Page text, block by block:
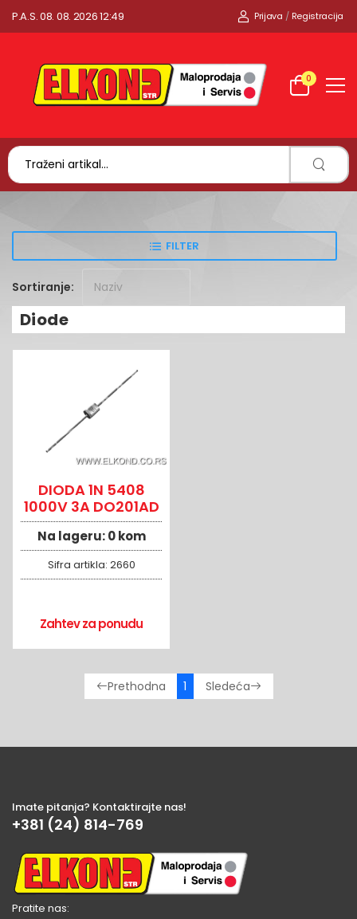
P.A.S. 08. 08. 2026 12:49 Prijava / Registracija
0
FILTER
Sortiranje:
Diode
DIODA 1N 5408
1000V 3A DO201AD
Na lageru:0 kom
Sifra artikla: 2660
Zahtev za ponudu
Prethodna 1 Sledeća
Imate pitanja? Kontaktirajte nas!
+381 (24) 814-769
Pratite nas: